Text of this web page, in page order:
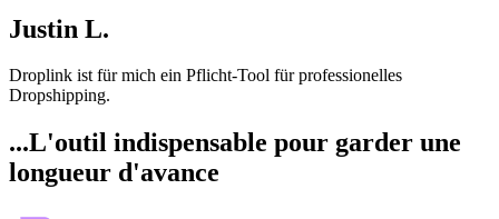
Justin L.
Droplink ist für mich ein Pflicht-Tool für professionelles
Dropshipping.
...L'outil indispensable pour garder une
longueur d'avance